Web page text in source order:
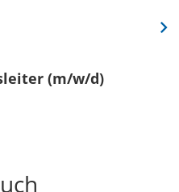
(m/w/d)
Eine